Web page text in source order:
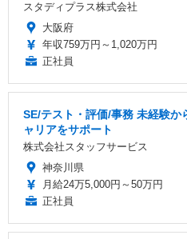
スタディプラス株式会社
大阪府
年収759万円～1,020万円
正社員
SE/テスト・評価/事務 未経験か
ャリアをサポート
株式会社スタッフサービス
神奈川県
月給24万5,000円～50万円
正社員